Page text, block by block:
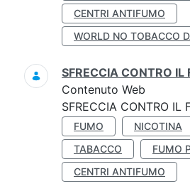
CENTRI ANTIFUMO
WORLD NO TOBACCO
SFRECCIA CONTRO IL
Contenuto Web
SFRECCIA CONTRO IL
FUMO NICOTINA
TABACCO
FUMO
CENTRI ANTIFUMO